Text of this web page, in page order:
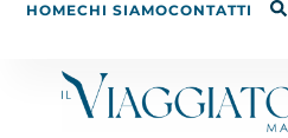
HOMECHI SIAMOCONTATTI